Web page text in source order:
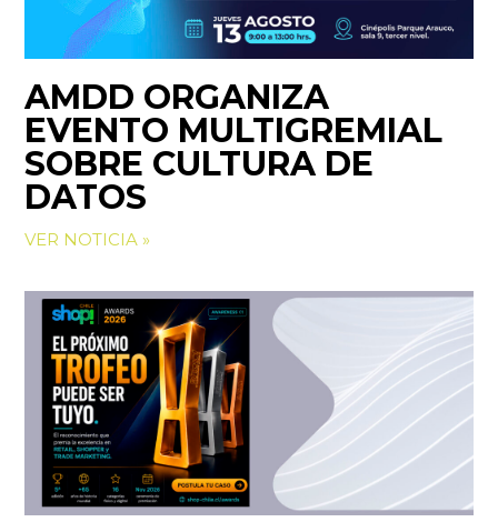
AMDD ORGANIZA
EVENTO MULTIGREMIAL
SOBRE CULTURA DE
DATOS
VER NOTICIA »